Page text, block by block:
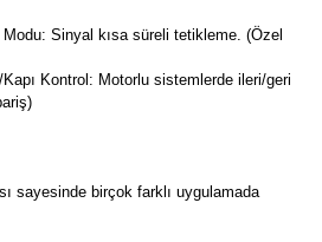
kısa süreli tetikleme. (Özel
Motorlu sistemlerde ileri/geri
sayesinde birçok farklı uygulamada